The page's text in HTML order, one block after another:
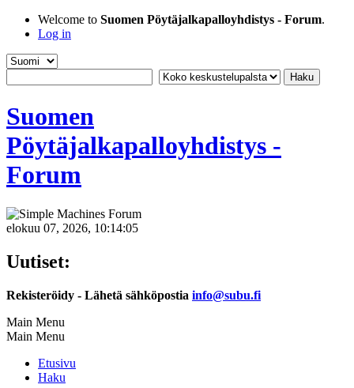
Welcome to Suomen Pöytäjalkapalloyhdistys - Forum.
Log in
Suomen
Pöytäjalkapalloyhdistys -
Forum
elokuu 07, 2026, 10:14:05
Uutiset:
Rekisteröidy - Lähetä sähköpostia info@subu.fi
Main Menu
Main Menu
Etusivu
Haku